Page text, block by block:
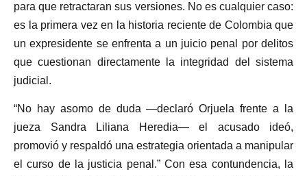
para que retractaran sus versiones. No es cualquier caso:
es la primera vez en la historia reciente de Colombia que
un expresidente se enfrenta a un juicio penal por delitos
que cuestionan directamente la integridad del sistema
judicial.
“No hay asomo de duda —declaró Orjuela frente a la
jueza Sandra Liliana Heredia— el acusado ideó,
promovió y respaldó una estrategia orientada a manipular
el curso de la justicia penal.” Con esa contundencia, la